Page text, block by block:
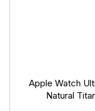
Apple Watch
Natural